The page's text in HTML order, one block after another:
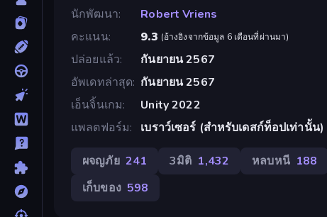
นักพัฒนา
Robert Vriens
คะแนน
9.3 (อ้างอิงจากข้อมูล 6 เดือนที่ผ่านมา)
ปล่อยแล้ว
กันยายน 2567
อัพเดทล่าสุด กันยายน 2567
เอ็นจิ้นเกม
Unity 2022
แพลตฟอร์ม
เบราว์เซอร์ (สำหรับเดสก์ท็อปเท่านั้น)
ผจญภัย 241 3มิติ 1,432 หลบหนี 188
เก็บของ 598